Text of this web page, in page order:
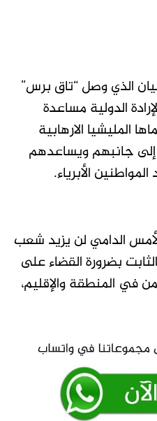
الذي وصل “تاق برس”
الدولية مساعدة
المليشيا الارهابية
جانبهم ويساعدهم
الأبرياء.
الدامي لن يزيد شعب
بضرورة القضاء على
في المنطقة والإقليم،